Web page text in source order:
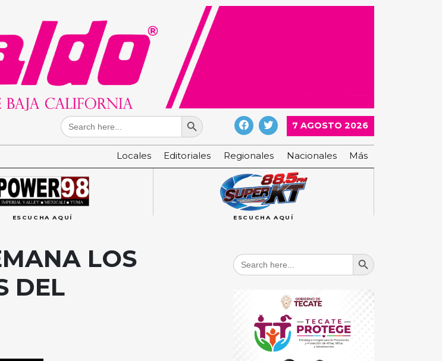
Search
for:
Search Button
7 AGOSTO 2026
Locales Editoriales Regionales Nacionales Más
ESCUCHA AQUÍ ESCUCHA AQUÍ
LOS
DEL
Search
for:
Search Button